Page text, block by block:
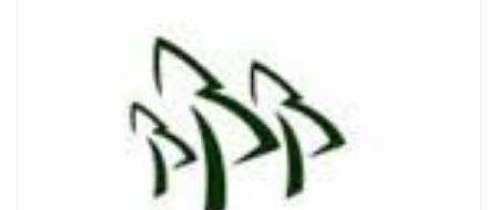
Смотреть проект